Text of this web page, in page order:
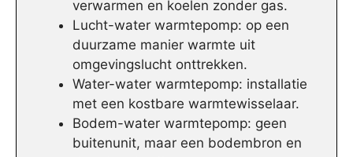
verwarmen en koelen zonder gas.
Lucht-water warmtepomp: op een
duurzame manier warmte uit
omgevingslucht onttrekken.
Water-water warmtepomp: installatie
met een kostbare warmtewisselaar.
Bodem-water warmtepomp: geen
buitenunit, maar een bodembron en